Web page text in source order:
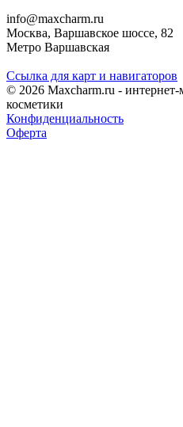
info@maxcharm.ru
Москва, Варшавское шоссе, 82
Метро Варшавская
Ссылка для карт и навигаторов
© 2026 Maxcharm.ru -
косметики
Конфиденциальность
Оферта